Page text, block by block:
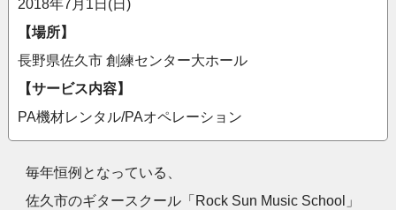
2018年7月1日(日)
【場所】
長野県佐久市 創練センター大ホール
【サービス内容】
PA機材レンタル/PAオペレーション
毎年恒例となっている、
佐久市のギタースクール「Rock Sun Music School」